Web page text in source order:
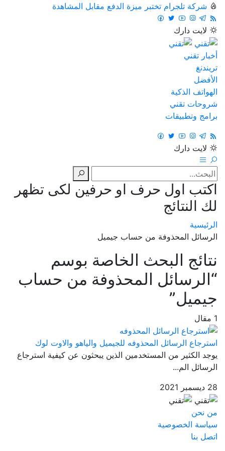
شركة تلجرام تختبر ميزة الدفع مقابل المشاهدة
لايت دارك
أخبار تقني
تريندنغ
الأفضل
الهواتف الذكية
شروحات تقني
برامج وتطبيقات
لايت دارك
اكتب اول حرف او حرفين لكى تظهر
لك النتائج
الرئيسية
الرسائل المحذوفة من حساب جيميل
نتائج البحث الخاصة بوسم
“الرسائل المحذوفة من حساب
جيميل”
1 مقال
استرجاع الرسائل المحذوفه للجيميل والياهو والاوت لوك
يوجد الكثير من المستخدمين الذين يبحثون عن كيفية استرجاع
الرسائل الم...
28 ديسمبر 2021
من نحن
سياسة الخصوصية
اتصل بنا